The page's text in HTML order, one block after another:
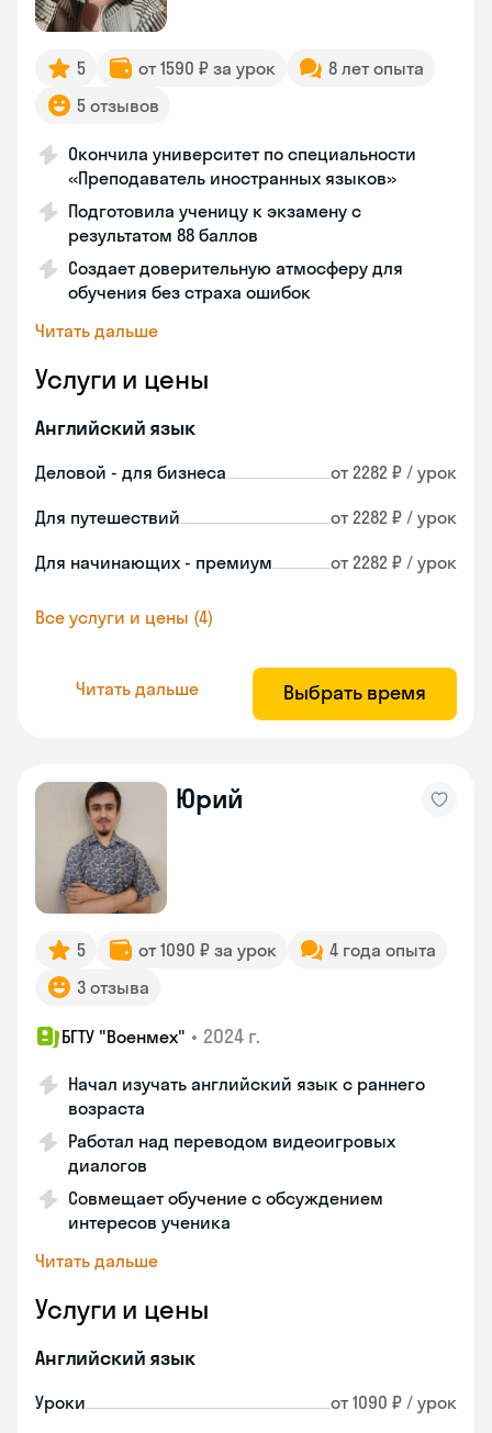
5 от 1590 ₽ за урок
8 лет опыта
5 отзывов
Окончила университет по специальности
«Преподаватель иностранных языков»
Подготовила ученицу к экзамену с
результатом 88 баллов
Создает доверительную атмосферу для
обучения без страха ошибок
Читать дальше
Услуги и цены
Английский язык
Деловой - для бизнеса от 2282 ₽ / урок
Для путешествий от 2282 ₽ / урок
Для начинающих - премиум от 2282 ₽ / урок
Все услуги и цены (4)
Читать дальше Выбрать время
Юрий
5 от 1090 ₽ за урок
4 года опыта
3 отзыва
БГТУ "Военмех" • 2024 г.
Начал изучать английский язык с раннего
возраста
Работал над переводом видеоигровых
диалогов
Совмещает обучение с обсуждением
интересов ученика
Читать дальше
Услуги и цены
Английский язык
Уроки от 1090 ₽ / урок